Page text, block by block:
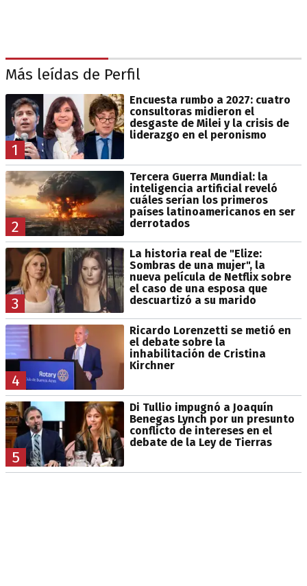
Más leídas de Perfil
1
Encuesta rumbo a 2027: cuatro
consultoras midieron el
desgaste de Milei y la crisis de
liderazgo en el peronismo
2
Tercera Guerra Mundial: la
inteligencia artificial reveló
cuáles serían los primeros
países latinoamericanos en ser
derrotados
3
La historia real de "Elize:
Sombras de una mujer", la
nueva película de Netflix sobre
el caso de una esposa que
descuartizó a su marido
4
Ricardo Lorenzetti se metió en
el debate sobre la
inhabilitación de Cristina
Kirchner
5
Di Tullio impugnó a Joaquín
Benegas Lynch por un presunto
conflicto de intereses en el
debate de la Ley de Tierras